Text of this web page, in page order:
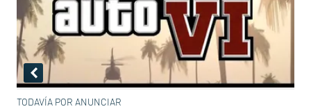
TODAVÍA POR ANUNCIAR